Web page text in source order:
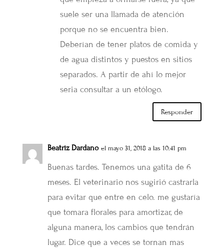
suele ser una llamada de atención
porque no se encuentra bien.
Deberían de tener platos de comida y
de agua distintos y puestos en sitios
separados. A partir de ahí lo mejor
seria consultar a un etólogo.
Responder
Beatriz Dardano el mayo 31, 2018 a las 10:41 pm
Buenas tardes. Tenemos una gatita de 6
meses. El veterinario nos sugirió castrarla
para evitar que entre en celo. me gustaría
que tomara florales para amortizar, de
alguna manera, los cambios que tendrán
lugar. Dice que a veces se tornan mas